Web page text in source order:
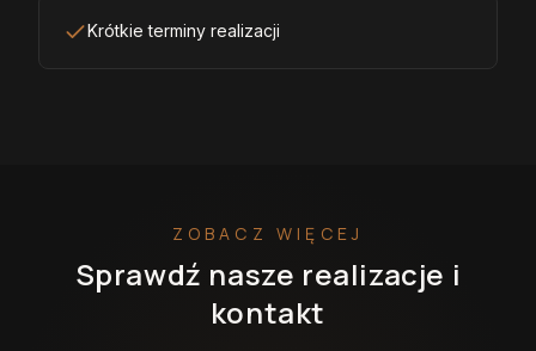
Krótkie terminy realizacji
ZOBACZ WIĘCEJ
Sprawdź nasze realizacje i
kontakt